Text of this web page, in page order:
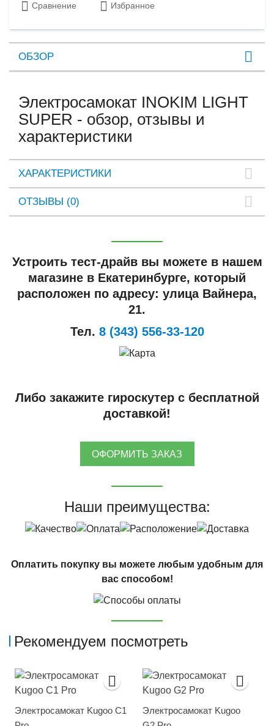
Сравнение Избранное
ОБЗОР
Электросамокат INOKIM LIGHT
SUPER - обзор, отзывы и
характеристики
ХАРАКТЕРИСТИКИ
ОТЗЫВЫ (0)
Устроить тест-драйв вы можете в нашем
магазине в Екатеринбурге, который
расположен по адресу: улица Вайнера,
21.
Тел. 8 (343) 556-33-120
Либо закажите гироскутер с бесплатной
доставкой!
ОФОРМИТЬ ЗАКАЗ
Наши преимущества:
Оплатить покупку вы можете любым удобным для
вас способом!
Рекомендуем посмотреть
Электросамокат Kugoo C1
Электросамокат Kugoo